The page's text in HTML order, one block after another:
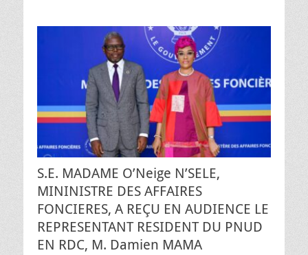
S.E. MADAME O’Neige N’SELE,
MININISTRE DES AFFAIRES
FONCIERES, A REÇU EN AUDIENCE LE
REPRESENTANT RESIDENT DU PNUD
EN RDC, M. Damien MAMA